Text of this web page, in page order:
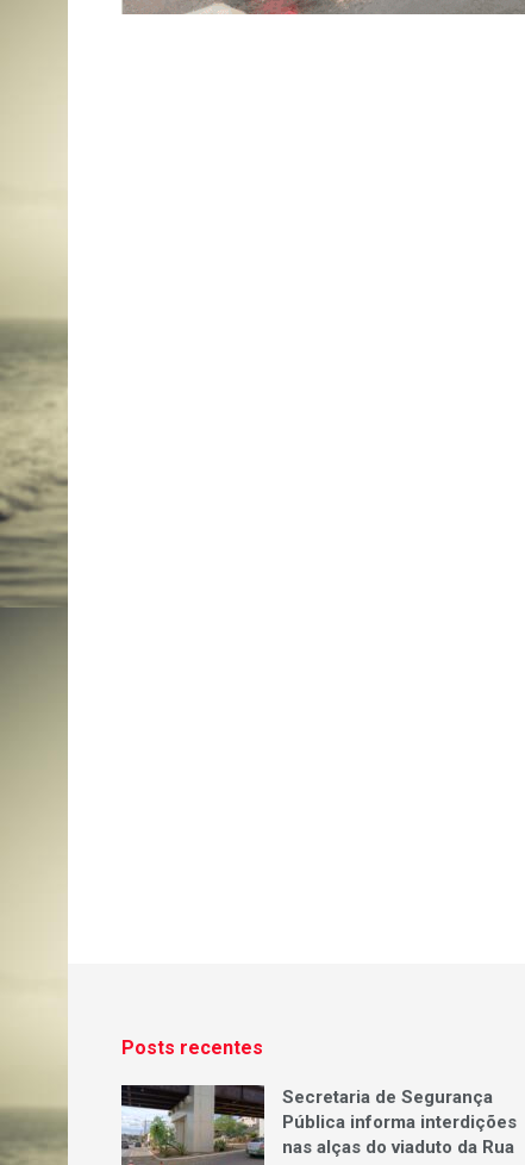
Posts recentes
Secretaria de Segurança
Pública informa interdições
nas alças do viaduto da Rua